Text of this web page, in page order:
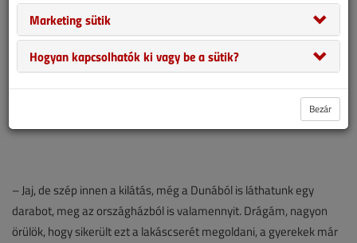
– Jaj, de szép innen a kilátás, még a Dunából is láthatunk egy
darabot, meg az országházból is valamennyit. Drágám, nagyon
örülök, hogy sikerült ezt a lakáscserét megoldani, a gyerekek már
Marketing sütik
Hogyan kapcsolhatók ki vagy be a sütik?
Bezár